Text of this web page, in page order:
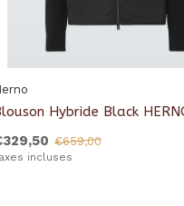
Hybride Black
€659,00
incluses